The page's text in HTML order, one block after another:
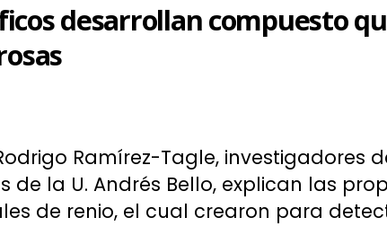
desarrollan compuesto
Ramírez-Tagle, investigadores
de la U. Andrés Bello, explican las
de renio, el cual crearon para